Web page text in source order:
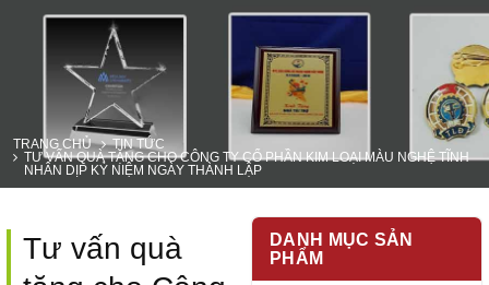
TRANG CHỦ
TIN TỨC
TƯ VẤN QUÀ TẶNG CHO CÔNG TY CỔ PHẦN KIM LOẠI MÀU NGHỆ TĨNH
NHÂN DỊP KỶ NIỆM NGÀY THÀNH LẬP
Tư vấn quà
DANH MỤC SẢN
PHẨM